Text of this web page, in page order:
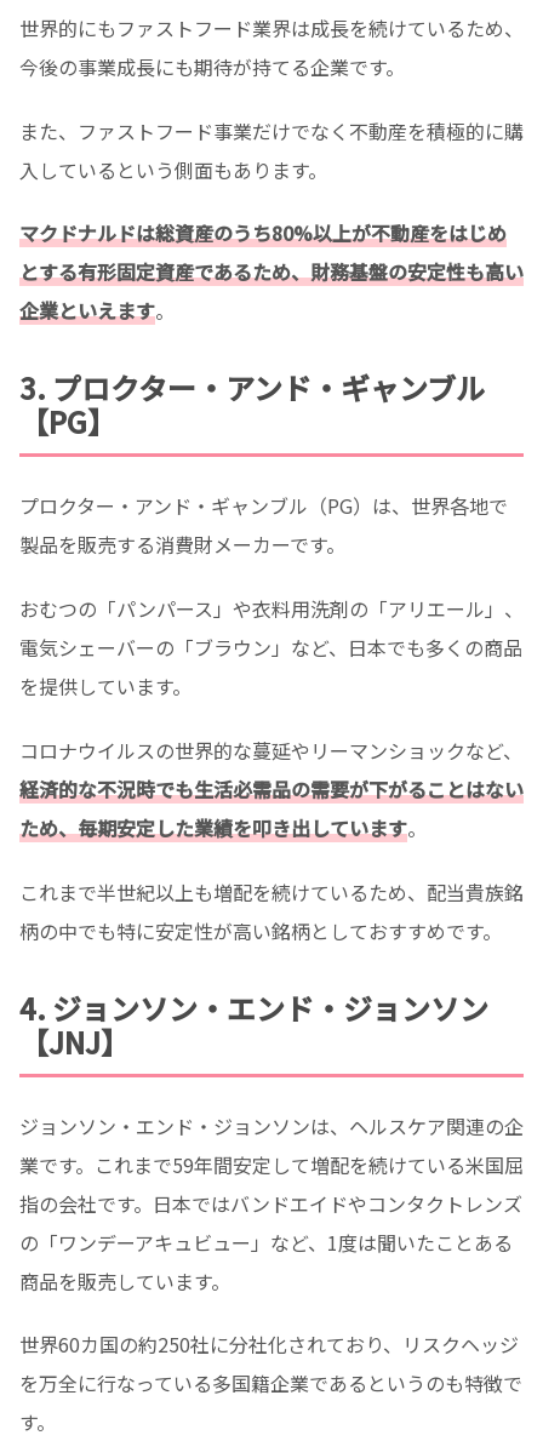
世界的にもファストフード業界は成長を続けているため、
今後の事業成長にも期待が持てる企業です。
また、ファストフード事業だけでなく不動産を積極的に購
入しているという側面もあります。
マクドナルドは総資産のうち80%以上が不動産をはじめ
とする有形固定資産であるため、財務基盤の安定性も高い
企業といえます。
3. プロクター・アンド・ギャンブル
【PG】
プロクター・アンド・ギャンブル（PG）は、世界各地で
製品を販売する消費財メーカーです。
おむつの「パンパース」や衣料用洗剤の「アリエール」、
電気シェーバーの「ブラウン」など、 日本でも多くの商品
を提供しています。
コロナウイルスの世界的な蔓延やリーマンショックなど、
経済的な不況時でも生活必需品の需要が下がることはない
ため、毎期安定した業績を叩き出しています。
これまで半世紀以上も増配を続けているため、配当貴族銘
柄の中でも特に安定性が高い銘柄としておすすめです。
4. ジョンソン・エンド・ジョンソン
【JNJ】
ジョンソン・エンド・ジョンソンは、ヘルスケア関連の企
業です。これまで59年間安定して増配を続けている米国屈
指の会社です。 日本ではバンドエイドやコンタクトレンズ
の「ワンデーアキュビュー」など、1度は聞いたことある
商品を販売しています。
世界60カ国の約250社に分社化されており、リスクヘッジ
を万全に行なっている多国籍企業であるというのも特徴で
す。